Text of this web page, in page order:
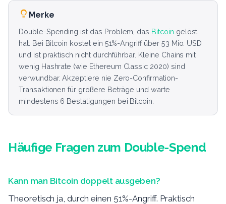
Merke
Double-Spending ist das Problem, das Bitcoin gelöst
hat. Bei Bitcoin kostet ein 51%-Angriff über 53 Mio. USD
und ist praktisch nicht durchführbar. Kleine Chains mit
wenig Hashrate (wie Ethereum Classic 2020) sind
verwundbar. Akzeptiere nie Zero-Confirmation-
Transaktionen für größere Beträge und warte
mindestens 6 Bestätigungen bei Bitcoin.
Häufige Fragen zum Double-Spend
Kann man Bitcoin doppelt ausgeben?
Theoretisch ja, durch einen 51%-Angriff. Praktisch